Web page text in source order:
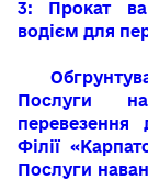
3: Прокат
водієм для
Послуги
перевезення
Філії
Послуги